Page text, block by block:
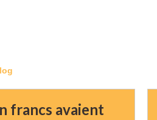
francs avaient